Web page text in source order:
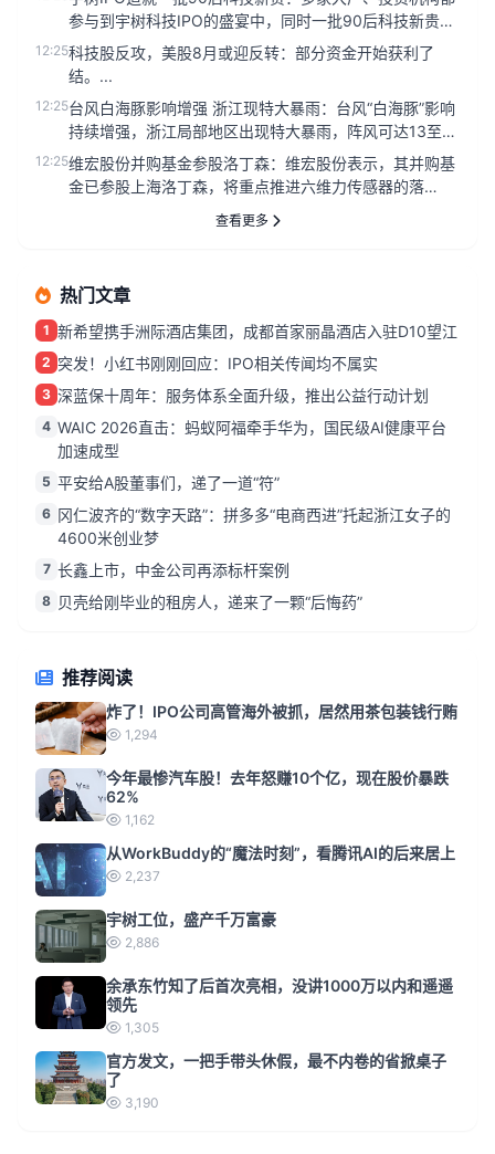
参与到宇树科技IPO的盛宴中，同时一批90后科技新贵或
将诞生。...
12:25科技股反攻，美股8月或迎反转：部分资金开始获利了
结。...
12:25台风白海豚影响增强 浙江现特大暴雨：台风“白海豚”影响
持续增强，浙江局部地区出现特大暴雨，阵风可达13至16
级。...
12:25维宏股份并购基金参股洛丁森：维宏股份表示，其并购基
金已参股上海洛丁森，将重点推进六维力传感器的落
查看更多
热门文章
1 新希望携手洲际酒店集团，成都首家丽晶酒店入驻D10望江
2 突发！小红书刚刚回应：IPO相关传闻均不属实
3 深蓝保十周年：服务体系全面升级，推出公益行动计划
4 WAIC 2026直击：蚂蚁阿福牵手华为，国民级AI健康平台
加速成型
5 平安给A股董事们，递了一道“符”
6 冈仁波齐的“数字天路”：拼多多“电商西进”托起浙江女子的
4600米创业梦
7 长鑫上市，中金公司再添标杆案例
8 贝壳给刚毕业的租房人，递来了一颗“后悔药”
推荐阅读
炸了！IPO公司高管海外被抓，居然用茶包装钱行贿
1,294
今年最惨汽车股！去年怒赚10个亿，现在股价暴跌
62%
1,162
从WorkBuddy的“魔法时刻”，看腾讯AI的后来居上
2,237
宇树工位，盛产千万富豪
2,886
余承东竹知了后首次亮相，没讲1000万以内和遥遥
领先
1,305
官方发文，一把手带头休假，最不内卷的省掀桌子
了
3,190